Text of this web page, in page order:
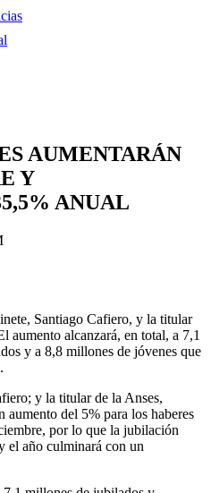
AUMENTARÁN
Y
ANUAL
Santiago Cafiero, y la titular
aumento alcanzará, en total, a 7,1
y a 8,8 millones de jóvenes que
y la titular de la Anses,
aumento del 5% para los haberes
por lo que la jubilación
el año culminará con un